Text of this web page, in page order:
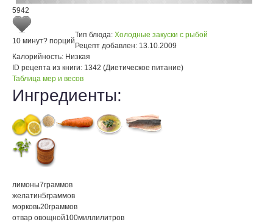
5942
10 минут? порций
Тип блюда: Холодные закуски с рыбой
Рецепт добавлен: 13.10.2009
Калорийность: Низкая
ID рецепта из книги: 1342 (Диетическое питание)
Таблица мер и весов
Ингредиенты:
лимоны7граммов
желатин5граммов
морковь20граммов
отвар овощной100миллилитров